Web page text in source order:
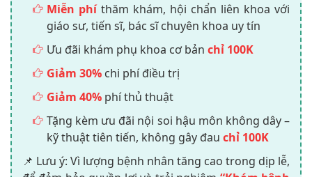
Miễn phíthăm khám, hội chẩn liên khoa với
giáo sư, tiến sĩ, bác sĩ chuyên khoa uy tín
Ưu đãi khám phụ khoa cơ bản chỉ 100K
Giảm 30% chi phí điều trị
Giảm 40% phí thủ thuật
Tặng kèm ưu đãi nội soi hậu môn không dây –
kỹ thuật tiên tiến, không gây đau chỉ 100K
📌 Lưu ý: Vì lượng bệnh nhân tăng cao trong dịp lễ,